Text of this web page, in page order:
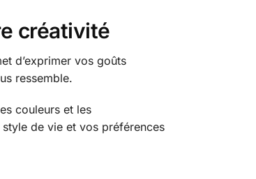
créativité
d’exprimer vos goûts
ressemble.
couleurs et les
de vie et vos préférences